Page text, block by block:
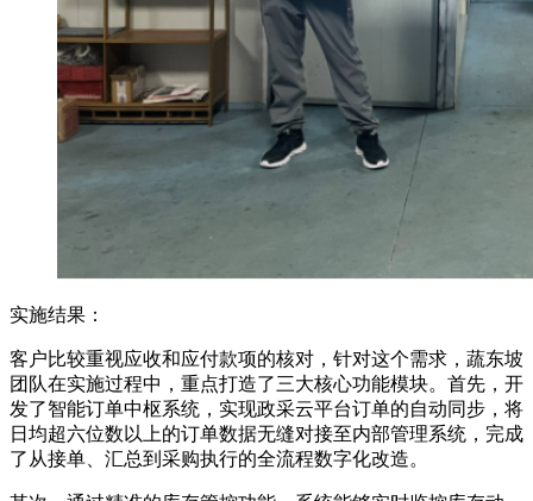
实施结果：
客户比较重视应收和应付款项的核对，针对这个需求，蔬东坡
团队在实施过程中，重点打造了三大核心功能模块。首先，开
发了智能订单中枢系统，实现政采云平台订单的自动同步，将
日均超六位数以上的订单数据无缝对接至内部管理系统，完成
了从接单、汇总到采购执行的全流程数字化改造。